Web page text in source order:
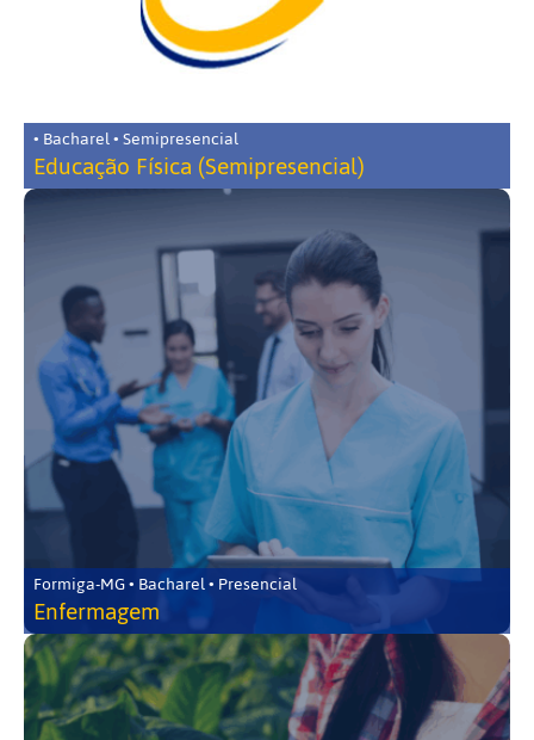
• Bacharel • Semipresencial
Educação Física (Semipresencial)
Formiga-MG • Bacharel • Presencial
Enfermagem